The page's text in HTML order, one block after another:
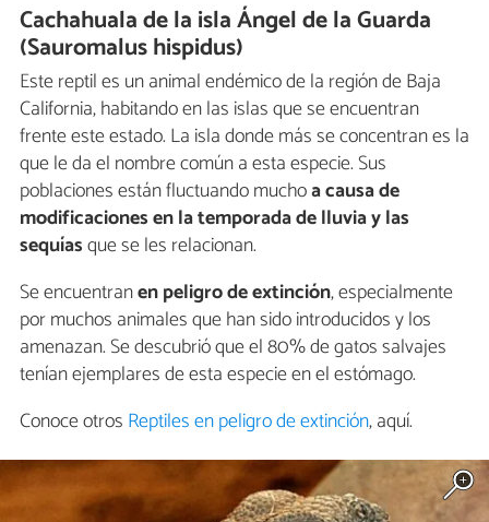
Cachahuala de la isla Ángel de la Guarda
(Sauromalus hispidus)
Este reptil es un animal endémico de la región de Baja
California, habitando en las islas que se encuentran
frente este estado. La isla donde más se concentran es la
que le da el nombre común a esta especie. Sus
poblaciones están fluctuando muchoa causa de
modificaciones en la temporada de lluvia ylas
sequíasque se les relacionan.
Se encuentranen peligro de extinción, especialmente
por muchos animales que han sido introducidos y los
amenazan. Se descubrió que el 80% de gatos salvajes
tenían ejemplares de esta especie en el estómago.
Conoce otros Reptiles en peligro de extinción, aquí.